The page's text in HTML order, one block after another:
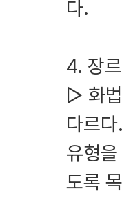
다.
4. 장
▷ 화
다르
유형
도록